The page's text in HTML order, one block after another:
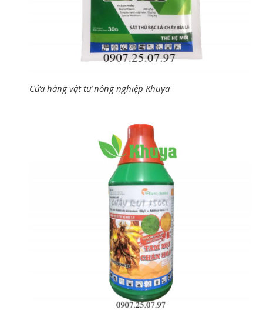
Cửa hàng vật tư nông nghiệp Khuya